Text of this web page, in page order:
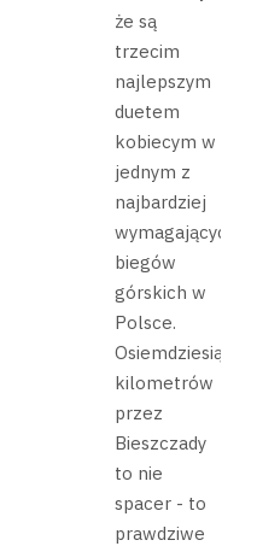
że są
trzecim
najlepszym
duetem
kobiecym w
jednym z
najbardziej
wymagających
biegów
górskich w
Polsce.
Osiemdziesiąt
kilometrów
przez
Bieszczady
to nie
spacer - to
prawdziwe